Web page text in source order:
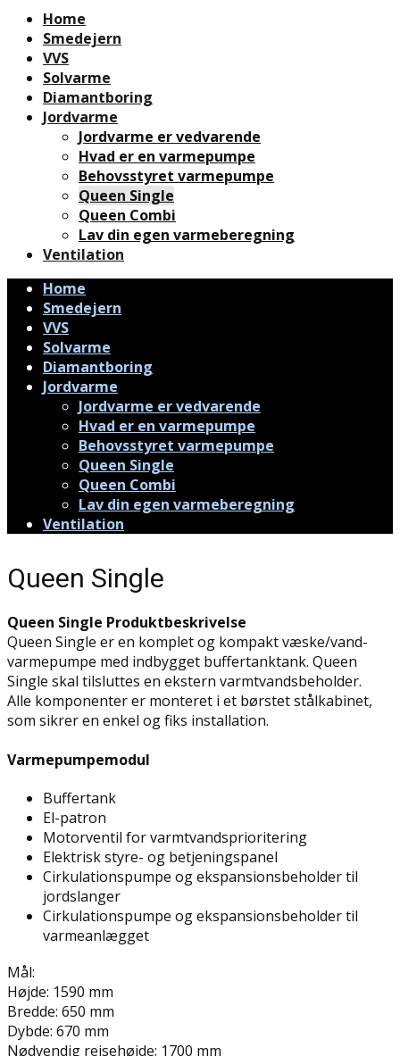
Home
Smedejern
VVS
Solvarme
Diamantboring
Jordvarme
Jordvarme er vedvarende
Hvad er en varmepumpe
Behovsstyret varmepumpe
Queen Single
Queen Combi
Lav din egen varmeberegning
Ventilation
Home
Smedejern
VVS
Solvarme
Diamantboring
Jordvarme
Jordvarme er vedvarende
Hvad er en varmepumpe
Behovsstyret varmepumpe
Queen Single
Queen Combi
Lav din egen varmeberegning
Ventilation
Queen Single
Queen Single Produktbeskrivelse
Queen Single er en komplet og kompakt væske/vand-
varmepumpe med indbygget buffertanktank. Queen
Single skal tilsluttes en ekstern varmtvandsbeholder.
Alle komponenter er monteret i et børstet stålkabinet,
som sikrer en enkel og fiks installation.
Varmepumpemodul
Buffertank
El-patron
Motorventil for varmtvandsprioritering
Elektrisk styre- og betjeningspanel
Cirkulationspumpe og ekspansionsbeholder til
jordslanger
Cirkulationspumpe og ekspansionsbeholder til
varmeanlægget
Mål:
Højde: 1590 mm
Bredde: 650 mm
Dybde: 670 mm
Nødvendig rejsehøjde: 1700 mm